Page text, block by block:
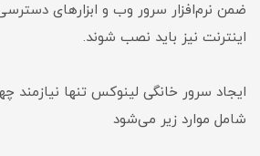
ضمن نرم‌افزار سرور وب و ابزارهای
اینترنت نیز باید نصب شوند.
ایجاد سرور خانگی لینوکس تنها نیازمند
شامل موارد زیر می‌شود